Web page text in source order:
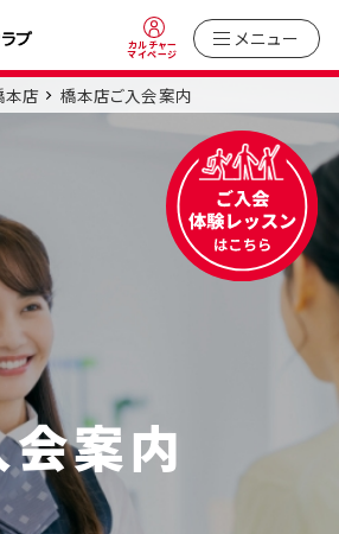
カルチャー
マイページ
メニュー
会案内
本店 橋本店ご入会案内